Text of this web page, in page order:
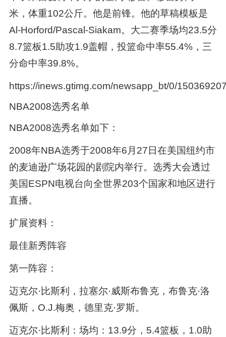
米，体重102公斤。他是前锋。他的草稿模板是
Al-Horford/Pascal-Siakam。大二赛季场均23.5分
8.7篮板1.5助攻1.9盖帽，投篮命中率55.4%，三
分命中率39.8%。
https://inews.gtimg.com/newsapp_bt/0/
NBA2008选秀名单
NBA2008选秀名单如下：
2008年NBA选秀于2008年6月27日在美国纽约市
的麦迪逊广场花园的剧院内举行。选秀大会透过
美国ESPN电视台向全世界203个国家和地区进行
直播。
扩展资料：
最佳新秀阵容
第一阵容：
迈克尔·比斯利，拉塞尔·威斯布鲁克，布鲁克·洛
佩斯，O.J.梅奥，德里克·罗斯。
迈克尔·比斯利：场均：13.9分，5.4篮板，1.0助